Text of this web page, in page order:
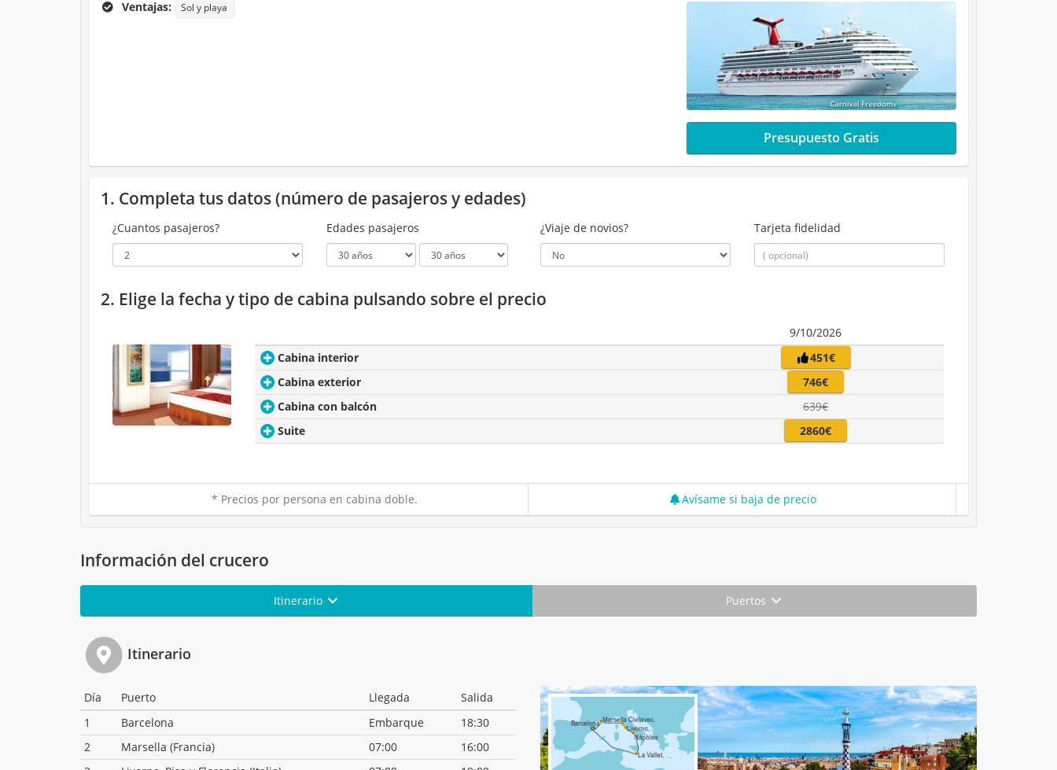
Ventajas:
Sol y playa
Presupuesto Gratis
1. Completa tus datos (número de pasajeros y edades)
¿Cuantos pasajeros? Edades pasajeros ¿Viaje de novios? Tarjeta fidelidad
2. Elige la fecha y tipo de cabina pulsando sobre el precio
9/10/2026
Cabina interior
451€
Cabina exterior
746€
Cabina con balcón
639€
Suite
2860€
* Precios por persona en cabina doble. Avísame si baja de precio
Información del crucero
Itinerario Puertos
Itinerario
Día Puerto Llegada
Salida
1
Barcelona Embarque
18:30
2
Marsella (Francia) 07:00
16:00